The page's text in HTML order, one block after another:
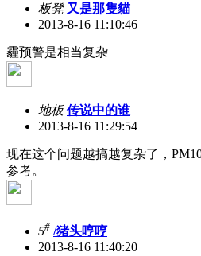
板凳 又是那隻貓
2013-8-16 11:10:46
霾预警是相当复杂
地板 传说中的谁
2013-8-16 11:29:54
现在这个问题越搞越复杂了，
参考。
5# /猪头哼哼
2013-8-16 11:40:20